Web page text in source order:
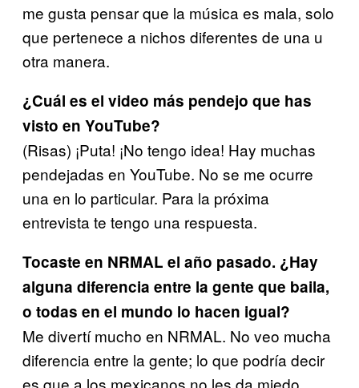
me gusta pensar que la música es mala, solo
que pertenece a nichos diferentes de una u
otra manera.
¿Cuál es el video más pendejo que has
visto en YouTube?
(Risas) ¡Puta! ¡No tengo idea! Hay muchas
pendejadas en YouTube. No se me ocurre
una en lo particular. Para la próxima
entrevista te tengo una respuesta.
Tocaste en NRMAL el año pasado. ¿Hay
alguna diferencia entre la gente que baila,
o todas en el mundo lo hacen igual?
Me divertí mucho en NRMAL. No veo mucha
diferencia entre la gente; lo que podría decir
es que a los mexicanos no les da miedo